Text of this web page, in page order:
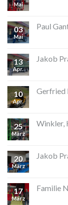
Mai
03
Mai
Paul
13
Apr.
Jakob
10
Apr.
Gerfried
25
März
Winkler,
20
März
Jakob
17
März
Familie